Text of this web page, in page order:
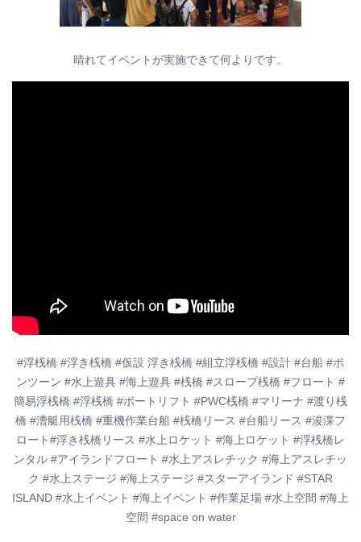
晴れてイベントが実施できて何よりです。
#浮桟橋 #浮き桟橋 #仮設 浮き桟橋 #組立浮桟橋 #設計 #台船 #ポ
ンツーン #水上遊具 #海上遊具 #桟橋 #スロープ桟橋 #フロート #
簡易浮桟橋 #浮桟橋 #ボートリフト #PWC桟橋 #マリーナ #渡り桟
橋 #漕艇用桟橋 #重機作業台船 #桟橋リース #台船リース #浚渫フ
ロート#浮き桟橋リース #水上ロケット #海上ロケット #浮桟橋レ
ンタル #アイランドフロート #水上アスレチック #海上アスレチッ
ク #水上ステージ #海上ステージ #スターアイランド #STAR
ISLAND #水上イベント #海上イベント #作業足場 #水上空間 #海上
空間 #space on water